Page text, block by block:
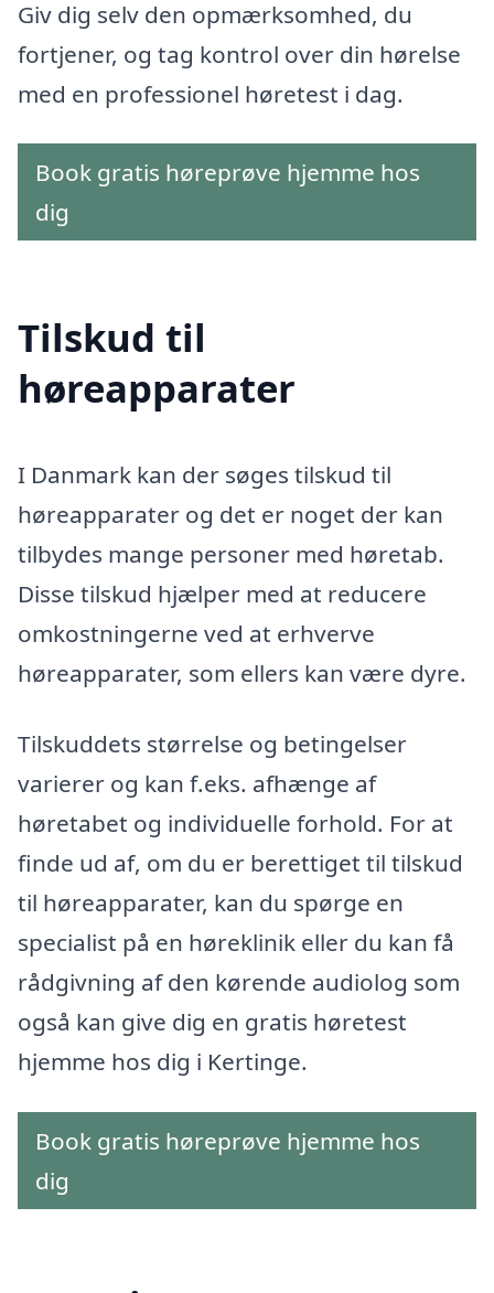
Giv dig selv den opmærksomhed, du
fortjener, og tag kontrol over din hørelse
med en professionel høretest i dag.
Book gratis høreprøve hjemme hos
dig
Tilskud til
høreapparater
I Danmark kan der søges tilskud til
høreapparater og det er noget der kan
tilbydes mange personer med høretab.
Disse tilskud hjælper med at reducere
omkostningerne ved at erhverve
høreapparater, som ellers kan være dyre.
Tilskuddets størrelse og betingelser
varierer og kan f.eks. afhænge af
høretabet og individuelle forhold. For at
finde ud af, om du er berettiget til tilskud
til høreapparater, kan du spørge en
specialist på en høreklinik eller du kan få
rådgivning af den kørende audiolog som
også kan give dig en gratis høretest
hjemme hos dig i Kertinge.
Book gratis høreprøve hjemme hos
dig